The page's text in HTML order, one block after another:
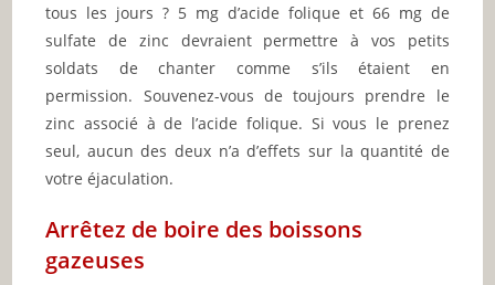
tous les jours ? 5 mg d’acide folique et 66 mg de
sulfate de zinc devraient permettre à vos petits
soldats de chanter comme s’ils étaient en
permission. Souvenez-vous de toujours prendre le
zinc associé à de l’acide folique. Si vous le prenez
seul, aucun des deux n’a d’effets sur la quantité de
votre éjaculation.
Arrêtez de boire des boissons
gazeuses